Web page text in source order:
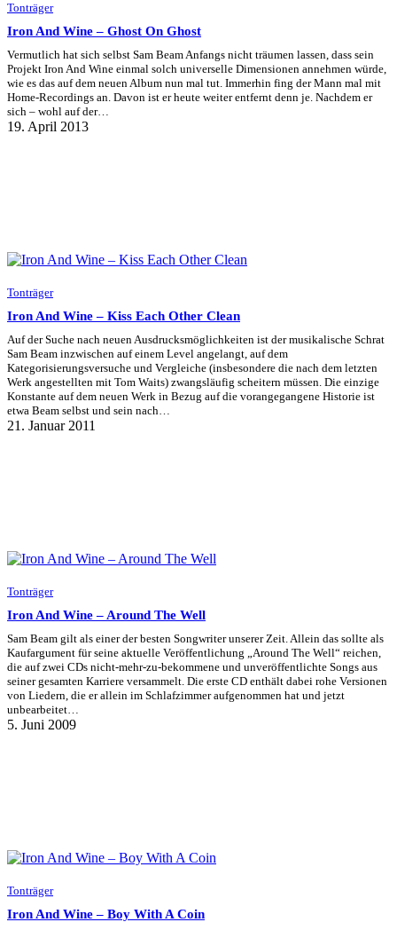
Tonträger
Iron And Wine – Ghost On Ghost
Vermutlich hat sich selbst Sam Beam Anfangs nicht träumen lassen, dass sein
Projekt Iron And Wine einmal solch universelle Dimensionen annehmen würde,
wie es das auf dem neuen Album nun mal tut. Immerhin fing der Mann mal mit
Home-Recordings an. Davon ist er heute weiter entfernt denn je. Nachdem er
sich – wohl auf der…
19. April 2013
Tonträger
Iron And Wine – Kiss Each Other Clean
Auf der Suche nach neuen Ausdrucksmöglichkeiten ist der musikalische Schrat
Sam Beam inzwischen auf einem Level angelangt, auf dem
Kategorisierungsversuche und Vergleiche (insbesondere die nach dem letzten
Werk angestellten mit Tom Waits) zwangsläufig scheitern müssen. Die einzige
Konstante auf dem neuen Werk in Bezug auf die vorangegangene Historie ist
etwa Beam selbst und sein nach…
21. Januar 2011
Tonträger
Iron And Wine – Around The Well
Sam Beam gilt als einer der besten Songwriter unserer Zeit. Allein das sollte als
Kaufargument für seine aktuelle Veröffentlichung „Around The Well“ reichen,
die auf zwei CDs nicht-mehr-zu-bekommene und unveröffentlichte Songs aus
seiner gesamten Karriere versammelt. Die erste CD enthält dabei rohe Versionen
von Liedern, die er allein im Schlafzimmer aufgenommen hat und jetzt
unbearbeitet…
5. Juni 2009
Tonträger
Iron And Wine – Boy With A Coin